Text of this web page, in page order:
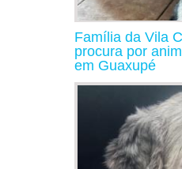
Família da Vila
procura por
em Guaxupé